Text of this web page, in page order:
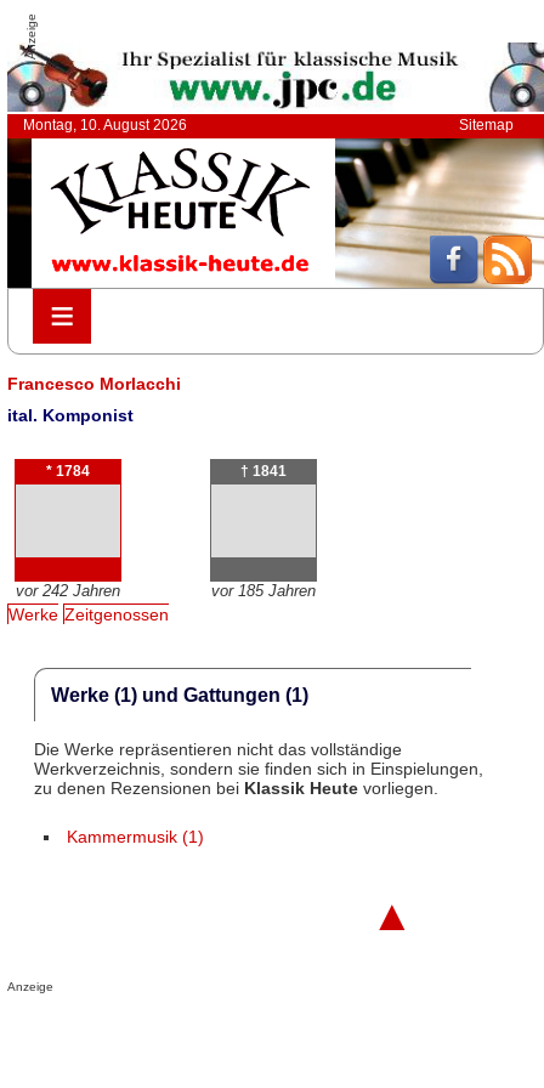
Anzeige
Montag, 10. August 2026 Sitemap
≡
≡
Francesco Morlacchi
ital. Komponist
* 1784
vor 242 Jahren
† 1841
vor 185 Jahren
Werke Zeitgenossen
Werke (1) und Gattungen (1)
Die Werke repräsentieren nicht das vollständige
Werkverzeichnis, sondern sie finden sich in Einspielungen,
zu denen Rezensionen bei Klassik Heutevorliegen.
Kammermusik (1)
▲
Anzeige